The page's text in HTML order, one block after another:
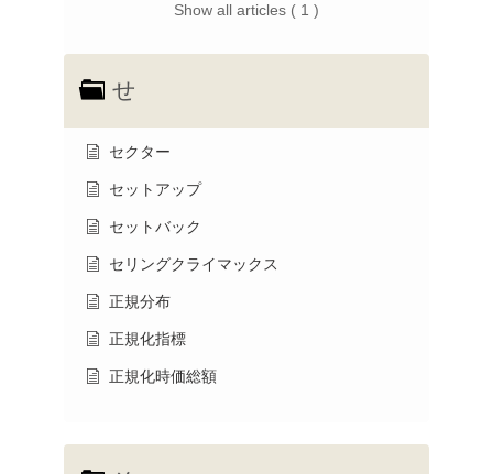
Show all articles ( 1 )
せ
セクター
セットアップ
セットバック
セリングクライマックス
正規分布
正規化指標
正規化時価総額